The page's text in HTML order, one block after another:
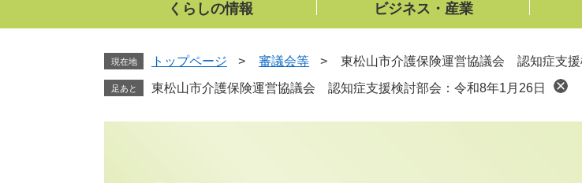
文
くらしの情報 ビジネス・産業
現在地 トップページ > 審議会等 > 東松山市介護保険運営協議会 認知症支援
足あと 東松山市介護保険運営協議会 認知症支援検討部会：令和8年1月26日